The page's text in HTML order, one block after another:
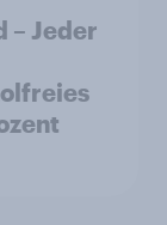
– Jeder